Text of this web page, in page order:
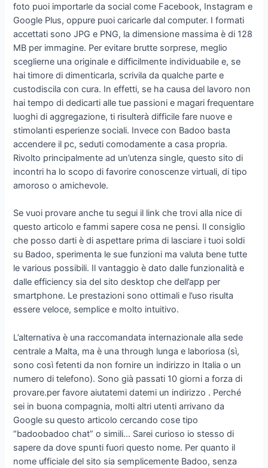
foto puoi importarle da social come Facebook, Instagram e
Google Plus, oppure puoi caricarle dal computer. I formati
accettati sono JPG e PNG, la dimensione massima è di 128
MB per immagine. Per evitare brutte sorprese, meglio
sceglierne una originale e difficilmente individuabile e, se
hai timore di dimenticarla, scrivila da qualche parte e
custodiscila con cura. In effetti, se ha causa del lavoro non
hai tempo di dedicarti alle tue passioni e magari frequentare
luoghi di aggregazione, ti risulterà difficile fare nuove e
stimolanti esperienze sociali. Invece con Badoo basta
accendere il pc, seduti comodamente a casa propria.
Rivolto principalmente ad un’utenza single, questo sito di
incontri ha lo scopo di favorire conoscenze virtuali, di tipo
amoroso o amichevole.
Se vuoi provare anche tu segui il link che trovi alla nice di
questo articolo e fammi sapere cosa ne pensi. Il consiglio
che posso darti è di aspettare prima di lasciare i tuoi soldi
su Badoo, sperimenta le sue funzioni ma valuta bene tutte
le various possibili. Il vantaggio è dato dalle funzionalità e
dalle efficiency sia del sito desktop che dell’app per
smartphone. Le prestazioni sono ottimali e l’uso risulta
essere veloce, semplice e molto intuitivo.
L’alternativa è una raccomandata internazionale alla sede
centrale a Malta, ma è una through lunga e laboriosa (sì,
sono così fetenti da non fornire un indirizzo in Italia o un
numero di telefono). Sono già passati 10 giorni a forza di
provare.per favore aiutatemi datemi un indirizzo . Perché
sei in buona compagnia, molti altri utenti arrivano da
Google su questo articolo cercando cose tipo
“badoobadoo chat” o simili… Sarei curioso io stesso di
sapere da dove spunti fuori questo nome. Per quanto il
nome ufficiale del sito sia semplicemente Badoo, senza